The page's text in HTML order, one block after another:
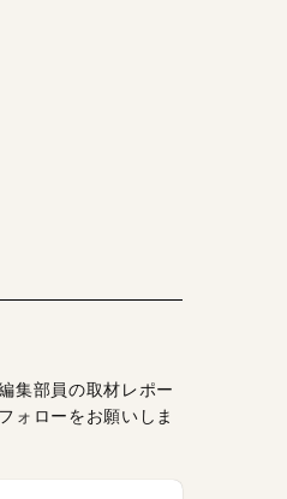
集部員の取材レポー
ォローをお願いしま